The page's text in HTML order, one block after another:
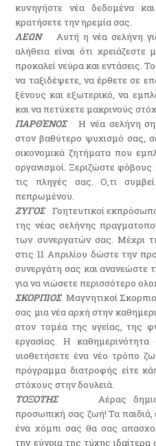
κυνηγήστε νέα δεδομένα
κρατήσετε την ηρεμία σας.
ΛΕΩΝΑυτή η νέα σελήνη για
αλήθεια είναι ότι
προκαλεί νεύρα και εντάσεις.
να ταξιδέψετε, να έρθετε σε
ξένους και εξωτερικό, να
και να πετύχετε μακρινούς
ΠΑΡΘΈΝΟΣΗ νέα σελήνη
στον βαθύτερο ψυχισμό σας,
οικονομικά ζητήματα που
οργανισμοί. Ξεριζώστε φόβους
τις πληγές σας. Ο,τι
πεπρωμένου.
ΖΥΓΟΣΓοητευτικοί
της νέας σελήνης
των συνεργατών σας. Μέχρι
στις 11 Απριλίου δώστε την
συνεργάτη σας και ανανεώστε
για να νιώσετε περισσότερο
ΣΚΟΡΠΙΟΣΜαγνητικοί
σας μια νέα αρχή στην
στον τομέα της υγείας, της
εργασίας. Η
υιοθετήσετε ένα νέο τρόπο
πρόγραμμα διατροφής είτε
στόχους στην δουλειά.
ΤΟΞΟΤΗΣΑέρας
προσωπική σας ζωή! Τα
ένα χόμπι σας θα σας
την εύνοια της τύχης